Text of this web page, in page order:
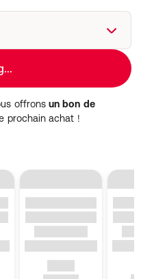
offronsun bon de
prochain achat !